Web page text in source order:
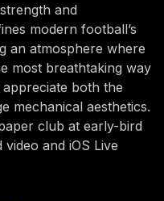
and
modern football’s
an atmosphere where
most breathtaking way
both the
mechanical aesthetics.
club at early-bird
and iOS Live